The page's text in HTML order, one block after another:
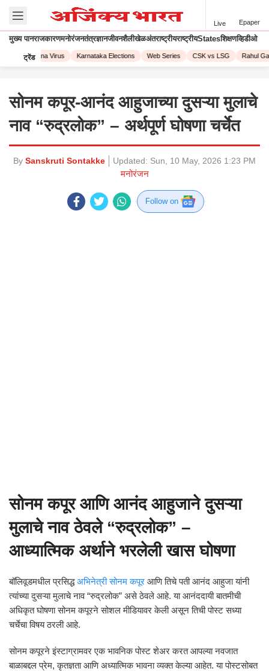
Live Epaper
मुख्य पानराजकारणमनोरंजनतंत्रज्ञानजीवनशैलीखेळअंतराष्ट्रीयराष्ट्रीयStatesशिक्षणव्हिडीओ
ट्रेंड
Corona Virus Karnataka Elections Web Series CSK vs LSG Rahul
सोनम कपूर-आनंद आहुजाच्या दुसऱ्या मुलाचे
नाव “रुद्रलोक” – अर्थपूर्ण घोषणा चर्चेत
By Sanskruti Sontakke Updated: Sun, 10 May, 2026 1:23 PM
मनोरंजन
Follow on
सोनम कपूर आणि आनंद आहुजाने दुसऱ्या
मुलाचे नाव ठेवले “रुद्रलोक” –
आध्यात्मिक अर्थाने भरलेली खास घोषणा
बॉलिवूडमधील प्रसिद्धअभिनेत्रीसोनम कपूर आणि तिचे पतीआनंद आहुजायांनी
त्यांच्या दुसऱ्या मुलाचे नाव “रुद्रलोक” असे ठेवले आहे. या आनंददायी बातमीची
अधिकृत घोषणा सोनम कपूरने सोशल मीडियावर केली असून तिची पोस्ट सध्या
चर्चेचा विषय ठरली आहे.
सोनम कपूरने इंस्टाग्रामवर एक भावनिक पोस्ट शेअर करत आपल्या नवजात
बाळाबद्दल प्रेम, कृतज्ञता आणि अध्यात्मिक भावना व्यक्त केल्या आहेत. या पोस्टसोबत